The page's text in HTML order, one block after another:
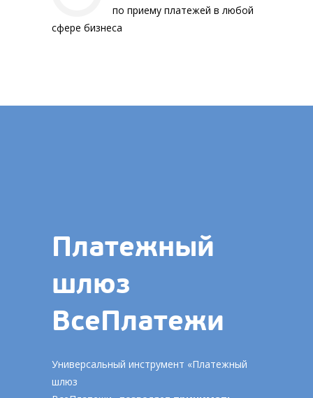
по приему платежей в любой
сфере бизнеса
Платежный
шлюз
ВсеПлатежи
Универсальный инструмент «Платежный
шлюз